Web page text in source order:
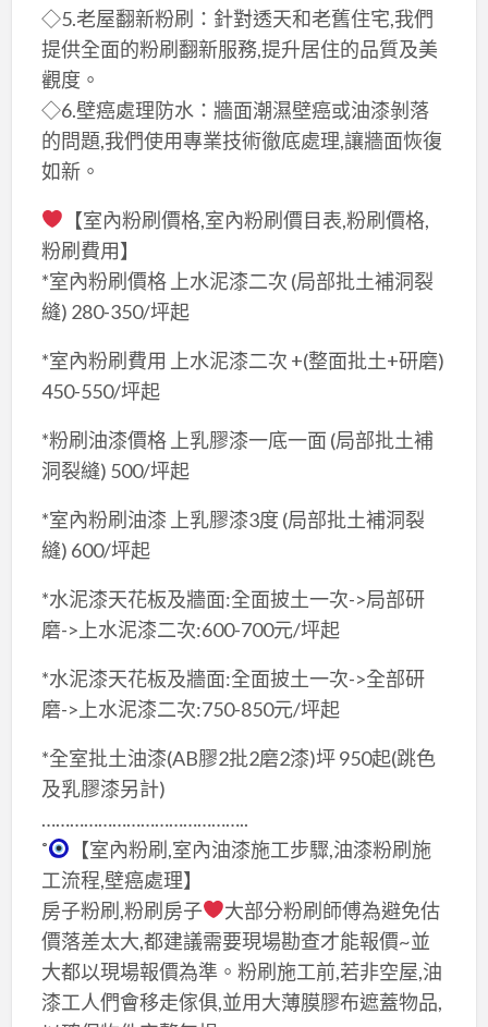
◇5.老屋翻新粉刷：針對透天和老舊住宅,我們
提供全面的粉刷翻新服務,提升居住的品質及美
觀度。
◇6.壁癌處理防水：牆面潮濕壁癌或油漆剝落
的問題,我們使用專業技術徹底處理,讓牆面恢復
如新。
【室內粉刷價格,室內粉刷價目表,粉刷價格,
粉刷費用】
*室內粉刷價格 上水泥漆二次 (局部批土補洞裂
縫) 280-350/坪起
*室內粉刷費用 上水泥漆二次 +(整面批土+研磨)
450-550/坪起
*粉刷油漆價格 上乳膠漆一底一面 (局部批土補
洞裂縫) 500/坪起
*室內粉刷油漆 上乳膠漆3度 (局部批土補洞裂
縫) 600/坪起
*水泥漆天花板及牆面:全面披土一次->局部研
磨->上水泥漆二次:600-700元/坪起
*水泥漆天花板及牆面:全面披土一次->全部研
磨->上水泥漆二次:750-850元/坪起
*全室批土油漆(AB膠2批2磨2漆)坪 950起(跳色
及乳膠漆另計)
……………………………………..
˚
【室內粉刷,室內油漆施工步驟,油漆粉刷施
工流程,壁癌處理】
房子粉刷,粉刷房子
大部分粉刷師傅為避免估
價落差太大,都建議需要現場勘查才能報價~並
大都以現場報價為準。粉刷施工前,若非空屋,油
漆工人們會移走傢俱,並用大薄膜膠布遮蓋物品,